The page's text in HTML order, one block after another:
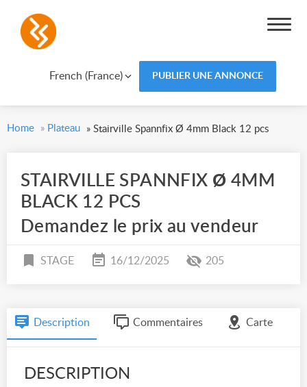
French (France) PUBLIER UNE ANNONCE
Home » Plateau » Stairville Spannfix Ø 4mm Black 12 pcs
STAIRVILLE SPANNFIX Ø 4MM
BLACK 12 PCS
Demandez le prix au vendeur
STAGE 16/12/2025 205
Description Commentaires Carte
DESCRIPTION